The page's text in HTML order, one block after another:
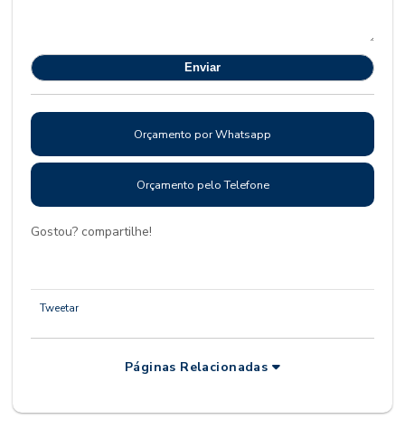
Orçamento por Whatsapp
Orçamento pelo Telefone
Gostou? compartilhe!
Tweetar
Páginas Relacionadas